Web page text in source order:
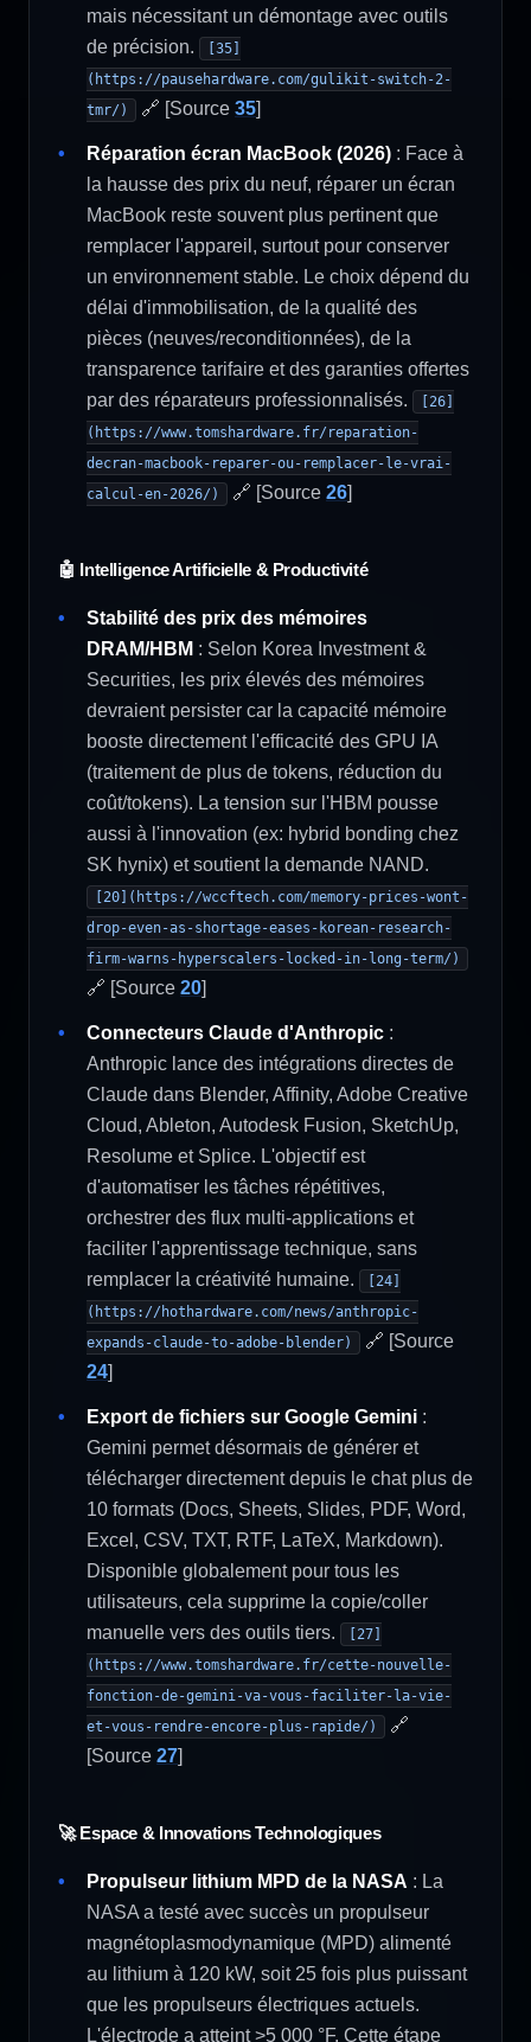
mais nécessitant un démontage avec outils
de précision.
[35]
(https://pausehardware.com/gulikit-switch-2-
tmr/)
🔗 [Source 35]
Réparation écran MacBook (2026) : Face à
la hausse des prix du neuf, réparer un écran
MacBook reste souvent plus pertinent que
remplacer l'appareil, surtout pour conserver
un environnement stable. Le choix dépend du
délai d'immobilisation, de la qualité des
pièces (neuves/reconditionnées), de la
transparence tarifaire et des garanties offertes
par des réparateurs professionnalisés.
[26]
(https://www.tomshardware.fr/reparation-
decran-macbook-reparer-ou-remplacer-le-vrai-
calcul-en-2026/)
🔗 [Source 26]
🤖 Intelligence Artificielle & Productivité
Stabilité des prix des mémoires
DRAM/HBM : Selon Korea Investment &
Securities, les prix élevés des mémoires
devraient persister car la capacité mémoire
booste directement l'efficacité des GPU IA
(traitement de plus de tokens, réduction du
coût/tokens). La tension sur l'HBM pousse
aussi à l'innovation (ex: hybrid bonding chez
SK hynix) et soutient la demande NAND.
[20](https://wccftech.com/memory-prices-wont-
drop-even-as-shortage-eases-korean-research-
firm-warns-hyperscalers-locked-in-long-term/)
🔗 [Source 20]
Connecteurs Claude d'Anthropic :
Anthropic lance des intégrations directes de
Claude dans Blender, Affinity, Adobe Creative
Cloud, Ableton, Autodesk Fusion, SketchUp,
Resolume et Splice. L'objectif est
d'automatiser les tâches répétitives,
orchestrer des flux multi-applications et
faciliter l'apprentissage technique, sans
remplacer la créativité humaine.
[24]
(https://hothardware.com/news/anthropic-
expands-claude-to-adobe-blender)
🔗 [Source
24]
Export de fichiers sur Google Gemini :
Gemini permet désormais de générer et
télécharger directement depuis le chat plus de
10 formats (Docs, Sheets, Slides, PDF, Word,
Excel, CSV, TXT, RTF, LaTeX, Markdown).
Disponible globalement pour tous les
utilisateurs, cela supprime la copie/coller
manuelle vers des outils tiers.
[27]
(https://www.tomshardware.fr/cette-nouvelle-
fonction-de-gemini-va-vous-faciliter-la-vie-
et-vous-rendre-encore-plus-rapide/)
🔗
[Source 27]
🚀 Espace & Innovations Technologiques
Propulseur lithium MPD de la NASA : La
NASA a testé avec succès un propulseur
magnétoplasmodynamique (MPD) alimenté
au lithium à 120 kW, soit 25 fois plus puissant
que les propulseurs électriques actuels.
L'électrode a atteint >5 000 °F. Cette étape